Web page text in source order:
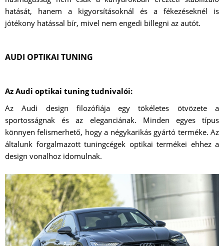
hatását, hanem a kigyorsításoknál és a fékezéseknél is
jótékony hatással bír, mivel nem engedi billegni az autót.
AUDI OPTIKAI TUNING
Az Audi optikai tuning tudnivalói:
Az Audi design filozófiája egy tökéletes ötvözete a
sportosságnak és az eleganciának. Minden egyes típus
könnyen felismerhető, hogy a négykarikás gyártó terméke. Az
általunk forgalmazott tuningcégek optikai termékei ehhez a
design vonalhoz idomulnak.